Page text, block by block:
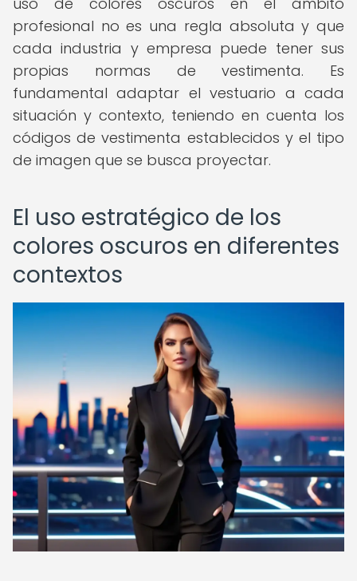
profesional no es una regla absoluta y que
cada industria y empresa puede tener sus
propias normas de vestimenta. Es
fundamental adaptar el vestuario a cada
situación y contexto, teniendo en cuenta los
códigos de vestimenta establecidos y el tipo
de imagen que se busca proyectar.
El uso estratégico de los
colores oscuros en diferentes
contextos